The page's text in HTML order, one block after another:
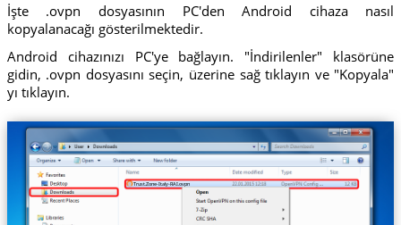
İşte .ovpn dosyasının PC'den Android cihaza nasıl
kopyalanacağı gösterilmektedir.
Android cihazınızı PC'ye bağlayın. "İndirilenler" klasörüne
gidin, .ovpn dosyasını seçin, üzerine sağ tıklayın ve "Kopyala"
yı tıklayın.
Trust.Zone-Italy-RAI.ovpn